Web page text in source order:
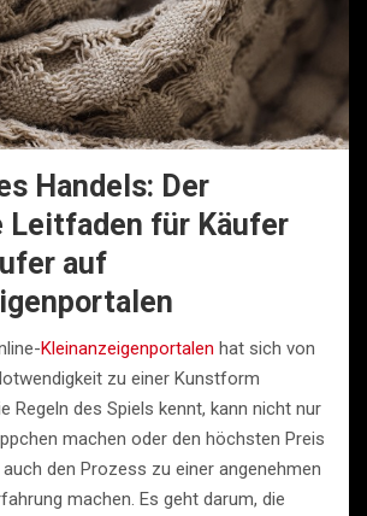
Handels: Der
für Käufer
auf
Kleinanzeigenportalen hat sich von
zu einer Kunstform
Regeln des Spiels kennt, kann nicht nur
machen oder den höchsten Preis
den Prozess zu einer angenehmen
machen. Es geht darum, die